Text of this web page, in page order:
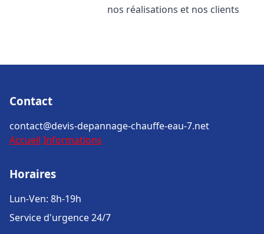
nos réalisations et nos clients
Contact
contact@devis-depannage-chauffe-eau-7.net
Accueil Informations
Horaires
Lun-Ven: 8h-19h
Service d'urgence 24/7